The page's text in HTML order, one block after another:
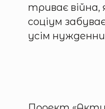
триває
соціум
усім